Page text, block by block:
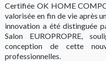
Certifiée OK HOME
valorisée en fin de vie après
innovation a été distinguée
Salon EUROPROPRE,
conception de cette
professionnelles.